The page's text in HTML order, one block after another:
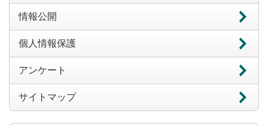
情報公開
個人情報保護
アンケート
サイトマップ